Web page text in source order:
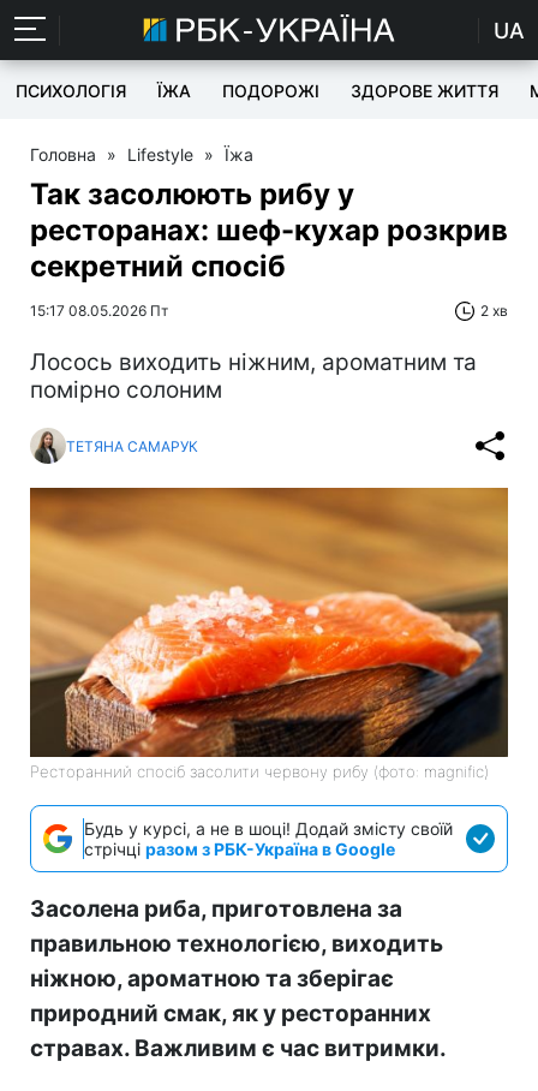
UA
ПСИХОЛОГІЯ ЇЖА ПОДОРОЖІ ЗДОРОВЕ ЖИТТЯ
Головна » Lifestyle » Їжа
Так засолюють рибу у
ресторанах: шеф-кухар розкрив
секретний спосіб
15:17 08.05.2026 Пт 2 хв
Лосось виходить ніжним, ароматним та
помірно солоним
ТЕТЯНА САМАРУК
Ресторанний спосіб засолити червону рибу (фото: magnific)
Будь у курсі, а не в шоці! Додай змісту своїй
стрічці разом з РБК-Україна в Google
Засолена риба, приготовлена за
правильною технологією, виходить
ніжною, ароматною та зберігає
природний смак, як у ресторанних
стравах. Важливим є час витримки.